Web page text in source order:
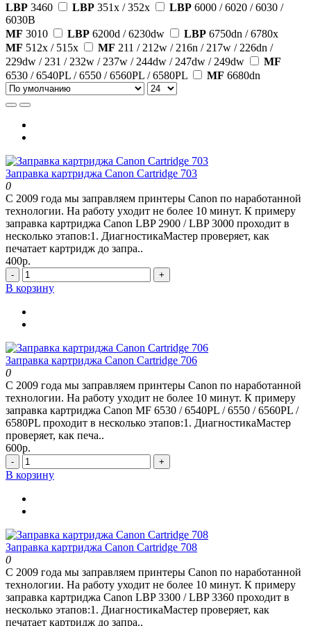
LBP 3460 LBP 351x / 352x LBP 6000 / 6020 / 6030 /
6030B
MF 3010 LBP 6200d / 6230dw LBP 6750dn / 6780x
MF 512x / 515x MF 211 / 212w / 216n / 217w / 226dn /
229dw / 231 / 232w / 237w / 244dw / 247dw / 249dw
MF
6530 / 6540PL / 6550 / 6560PL / 6580PL
MF 6680dn
Заправка картриджа Canon Cartridge 703
0
С 2009 года мы заправляем принтеры Canon по наработанной
технологии. На работу уходит не более 10 минут. К примеру
заправка картриджа Canon LBP 2900 / LBP 3000 проходит в
несколько этапов:1. ДиагностикаМастер проверяет, как
печатает картридж до запра..
400р.
- +
В корзину
Заправка картриджа Canon Cartridge 706
0
С 2009 года мы заправляем принтеры Canon по наработанной
технологии. На работу уходит не более 10 минут. К примеру
заправка картриджа Canon MF 6530 / 6540PL / 6550 / 6560PL /
6580PL проходит в несколько этапов:1. ДиагностикаМастер
проверяет, как печа..
600р.
- +
В корзину
Заправка картриджа Canon Cartridge 708
0
С 2009 года мы заправляем принтеры Canon по наработанной
технологии. На работу уходит не более 10 минут. К примеру
заправка картриджа Canon LBP 3300 / LBP 3360 проходит в
несколько этапов:1. ДиагностикаМастер проверяет, как
печатает картридж до запра..